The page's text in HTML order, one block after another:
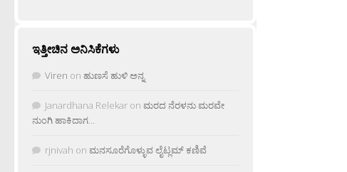
ಇತ್ತೀಚಿನ ಅನಿಸಿಕೆಗಳು
Viren on ಹುಣಸೆ ಹುಳಿ ಅನ್ನ
Janardhana Relekar on ಮರದ ನೆರಳನು ಮರವೇ
ನುಂಗಿ ಹಾಕಿದಾಗ…
rjnivah on ಮನಸೂರೆಗೊಳ್ಳುವ ಲೈಟ್ಲಮ್ ಕಣಿವೆ